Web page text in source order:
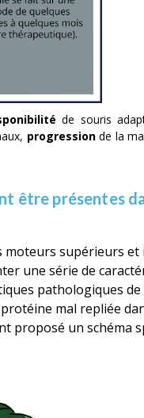
de souris
progressionde la
être présentes
moteurs supérieurs
une série de
pathologiques de
mal repliée
proposé un schéma